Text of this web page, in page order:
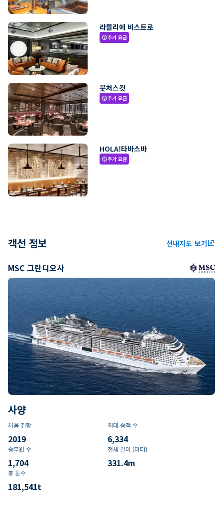
라뜰리에 비스트로
paid추가 요금
붓처스컷
paid추가 요금
HOLA!타바스바
paid추가 요금
객선 정보 선내지도 보기ungroup
MSC 그란디오사
사양
처음 취항
2019
최대 승객 수
6,334
승무원 수
1,704
전체 길이 (미터)
331.4m
총 톤수
181,541t